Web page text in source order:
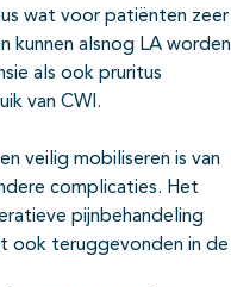
wat voor patiënten zeer
kunnen alsnog LA worden
als ook pruritus
van CWI.
veilig mobiliseren is van
complicaties. Het
pijnbehandeling
ook teruggevonden in de